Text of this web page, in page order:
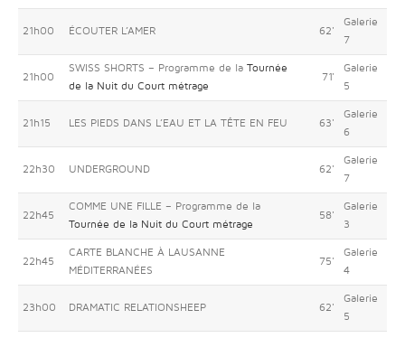
21h00 ÉCOUTER L’AMER 62'
Galerie
7
21h00
SWISS SHORTS – Programme de la Tournée
de la Nuit du Court métrage
71'
Galerie
5
21h15 LES PIEDS DANS L’EAU ET LA TÊTE EN FEU 63'
Galerie
6
22h30 UNDERGROUND 62'
Galerie
7
22h45
COMME UNE FILLE – Programme de la
Tournée de la Nuit du Court métrage
58'
Galerie
3
22h45
CARTE BLANCHE À LAUSANNE
MÉDITERRANÉES
75'
Galerie
4
23h00 DRAMATIC RELATIONSHEEP 62'
Galerie
5